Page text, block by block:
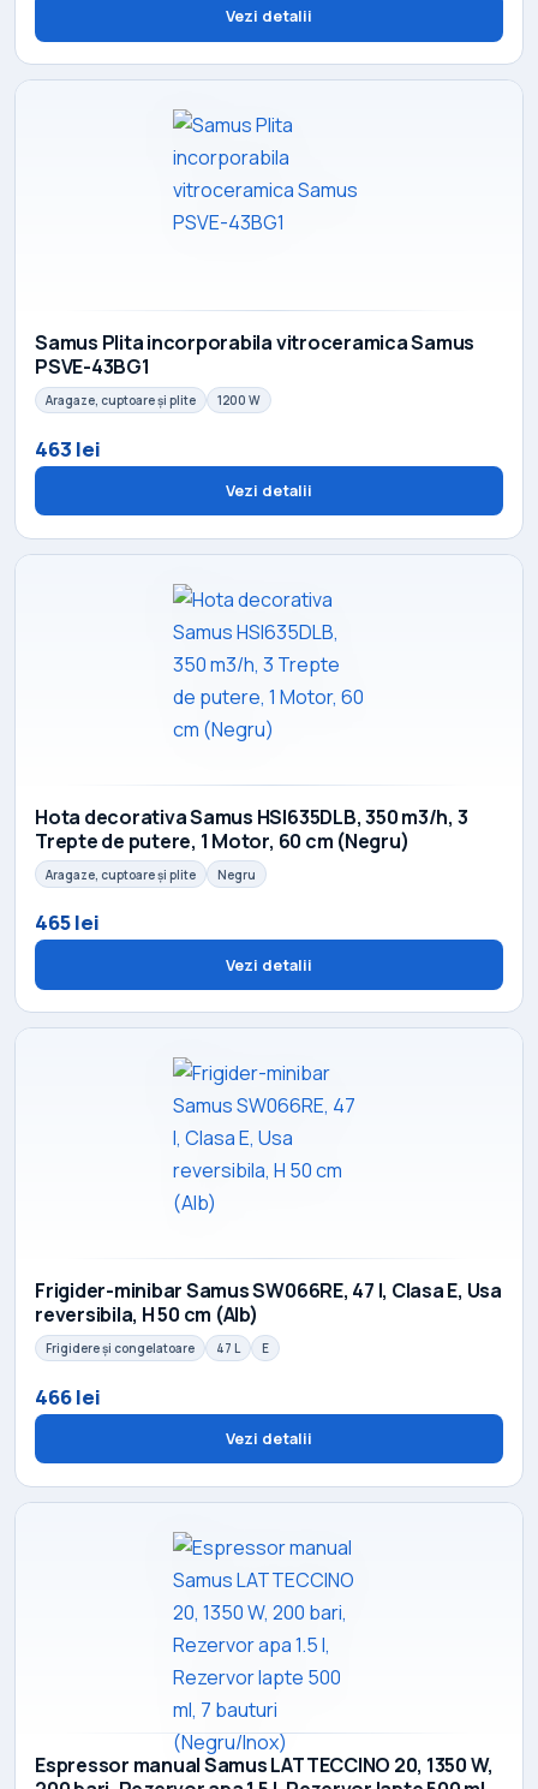
Vezi detalii
Samus Plita incorporabila vitroceramica Samus
PSVE-43BG1
Aragaze, cuptoare și plite 1200 W
463 lei
Vezi detalii
Hota decorativa Samus HSI635DLB, 350 m3/h, 3
Trepte de putere, 1 Motor, 60 cm (Negru)
Aragaze, cuptoare și plite Negru
465 lei
Vezi detalii
Frigider-minibar Samus SW066RE, 47 l, Clasa E, Usa
reversibila, H 50 cm (Alb)
Frigidere și congelatoare 47 L E
466 lei
Vezi detalii
Espressor manual Samus LATTECCINO 20, 1350 W,